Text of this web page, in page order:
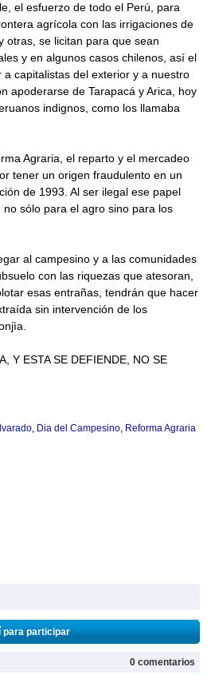
el esfuerzo de todo el Perú, para
agrícola con las irrigaciones de
otras, se licitan para que sean
y en algunos casos chilenos, así el
capitalistas del exterior y a nuestro
apoderarse de Tarapacá y Arica, hoy
indignos, como los llamaba
Agraria, el reparto y el mercadeo
tener un origen fraudulento en un
de 1993. Al ser ilegal ese papel
sólo para el agro sino para los
al campesino y a las comunidades
con las riquezas que atesoran,
esas entrañas, tendrán que hacer
sin intervención de los
Y ESTA SE DEFIENDE, NO SE
, Dia del Campesino, Reforma Agraria
para participar
0 comentarios